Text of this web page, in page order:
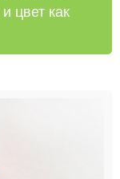
цвет как